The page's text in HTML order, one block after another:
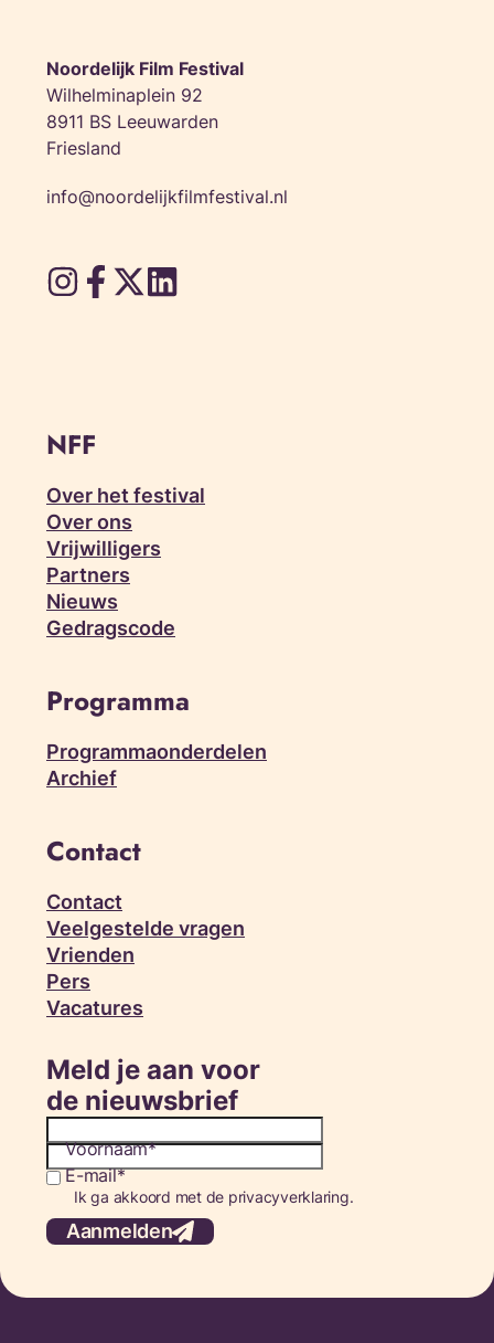
Noordelijk Film Festival
Wilhelminaplein 92
8911 BS Leeuwarden
Friesland
info@noordelijkfilmfestival.nl
NFF
Over het festival
Over ons
Vrijwilligers
Partners
Nieuws
Gedragscode
Programma
Programmaonderdelen
Archief
Contact
Contact
Veelgestelde vragen
Vrienden
Pers
Vacatures
Meld je aan voor
de nieuwsbrief
Voornaam
E-mail
Consent
Ik ga akkoord met de privacyverklaring.
Aanmelden